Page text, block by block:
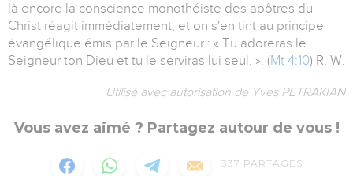
là encore la conscience monothéiste des apôtres du
Christ réagit immédiatement, et on s'en tint au principe
évangélique émis par le Seigneur : « Tu adoreras le
Seigneur ton Dieu et tu le serviras lui seul. ». (Mt 4:10) R. W.
Utilisé avec autorisation de Yves PETRAKIAN
Vous avez aimé ? Partagez autour de vous !
337 PARTAGES